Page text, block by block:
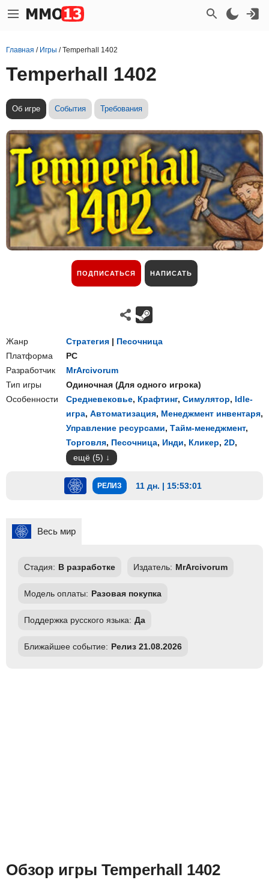
Главная / Игры /Temperhall 1402
Temperhall 1402
Об игре События Требования
ПОДПИСАТЬСЯ НАПИСАТЬ
Жанр Стратегия | Песочница
Платформа
PC
Разработчик
MrArcivorum
Тип игры
Одиночная (Для одного игрока)
Особенности
Средневековье, Крафтинг, Симулятор, Idle-
игра, Автоматизация, Менеджмент инвентаря,
Управление ресурсами, Тайм-менеджмент,
Торговля, Песочница, Инди, Кликер, 2D,
ещё (5)
РЕЛИЗ 11 дн. | 15:53:00
Весь мир
Стадия: В разработке Издатель: MrArcivorum
Модель оплаты: Разовая покупка
Поддержка русского языка: Да
Ближайшее событие: Релиз 21.08.2026
Обзор игры Temperhall 1402